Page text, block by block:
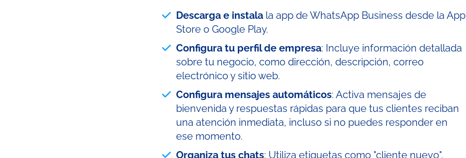
Descarga e instalala app de WhatsApp Business desde la App
Store o Google Play.
Configura tu perfil de empresa: Incluye información detallada
sobre tu negocio, como dirección, descripción, correo
electrónico y sitio web.
Configura mensajes automáticos: Activa mensajes de
bienvenida y respuestas rápidas para que tus clientes reciban
una atención inmediata, incluso si no puedes responder en
ese momento.
Organiza tus chats: Utiliza etiquetas como "cliente nuevo",